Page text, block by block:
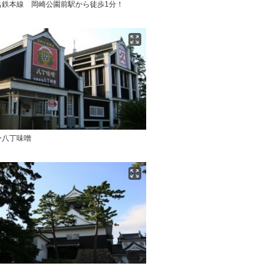
鉄本線 岡崎公園前駅から徒歩1分！
八丁味噌